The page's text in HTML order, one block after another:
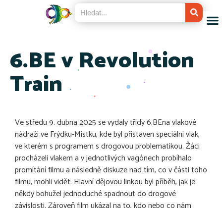
6.BE v Revolution
Train
Ve středu 9. dubna 2025 se vydaly třídy 6.BEna vlakové
nádraží ve Frýdku-Místku, kde byl přistaven speciální vlak,
ve kterém s programem s drogovou problematikou. Žáci
procházeli vlakem a v jednotlivých vagónech probíhalo
promítání filmu a následně diskuze nad tím, co v části toho
filmu, mohli vidět. Hlavní dějovou linkou byl příběh, jak je
někdy bohužel jednoduché spadnout do drogové